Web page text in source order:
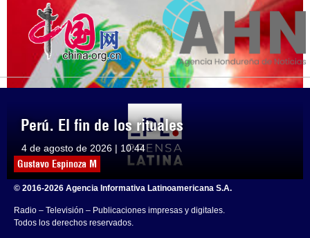
Perú. El fin de los rituales
4 de agosto de 2026 | 10:44
Gustavo Espinoza M
© 2016-2026 Agencia Informativa Latinoamericana S.A.
Radio – Televisión – Publicaciones impresas y digitales.
Todos los derechos reservados.